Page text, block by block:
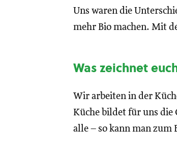
Uns waren die
mehr Bio machen. Mit
Was zeichnet
Wir arbeiten in der
Küche bildet für uns die
alle – so kann man zum